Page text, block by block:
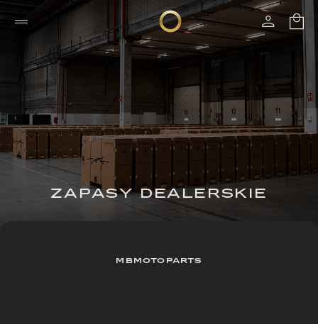
ZAPASY DEALERSKIE
MBMOTOPARTS